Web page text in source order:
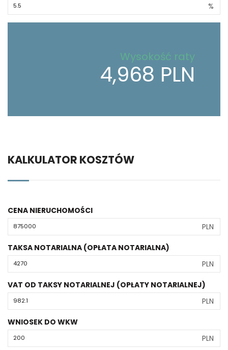
%
Wysokość raty
4,968 PLN
KALKULATOR KOSZTÓW
CENA NIERUCHOMOŚCI
PLN
TAKSA NOTARIALNA (OPŁATA NOTARIALNA)
PLN
VAT OD TAKSY NOTARIALNEJ (OPŁATY NOTARIALNEJ)
PLN
WNIOSEK DO WKW
PLN